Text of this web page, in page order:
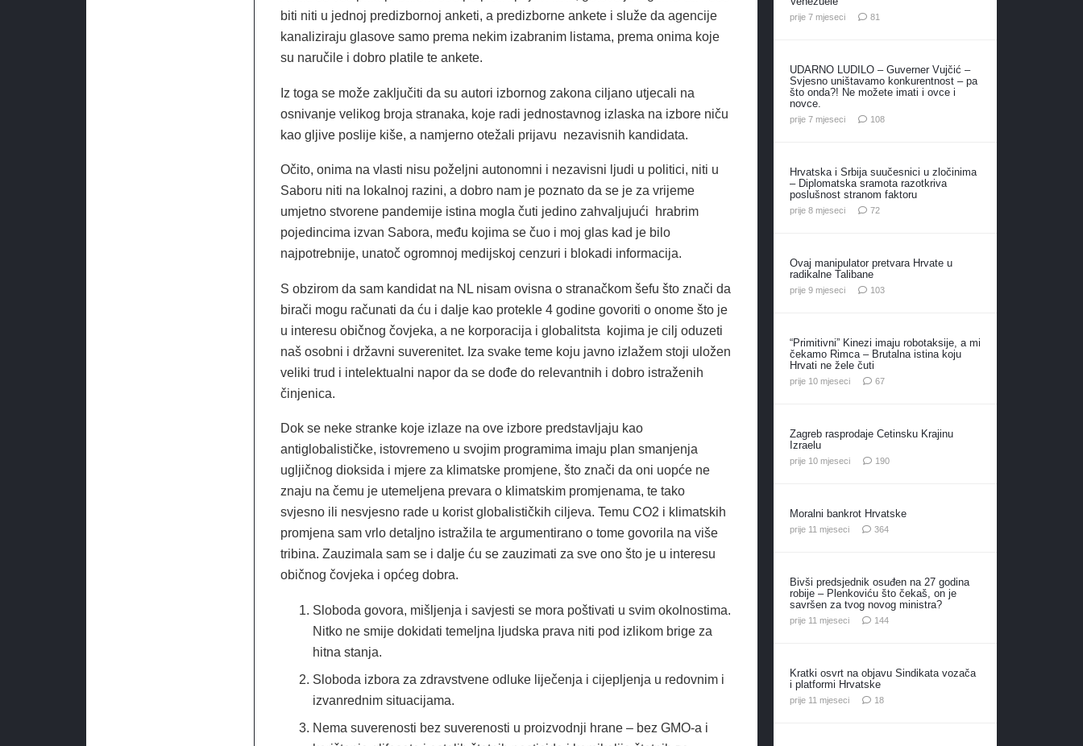
biti niti u jednoj predizbornoj anketi, a predizborne ankete i služe da agencije
kanaliziraju glasove samo prema nekim izabranim listama, prema onima koje
su naručile i dobro platile te ankete.
Iz toga se može zaključiti da su autori izbornog zakona ciljano utjecali na
osnivanje velikog broja stranaka, koje radi jednostavnog izlaska na izbore niču
kao gljive poslije kiše, a namjerno otežali prijavu nezavisnih kandidata.
Očito, onima na vlasti nisu poželjni autonomni i nezavisni ljudi u politici, niti u
Saboru niti na lokalnoj razini, a dobro nam je poznato da se je za vrijeme
umjetno stvorene pandemije istina mogla čuti jedino zahvaljujući hrabrim
pojedincima izvan Sabora, među kojima se čuo i moj glas kad je bilo
najpotrebnije, unatoč ogromnoj medijskoj cenzuri i blokadi informacija.
S obzirom da sam kandidat na NL nisam ovisna o stranačkom šefu što znači da
birači mogu računati da ću i dalje kao protekle 4 godine govoriti o onome što je
u interesu običnog čovjeka, a ne korporacija i globalitsta kojima je cilj oduzeti
naš osobni i državni suverenitet. Iza svake teme koju javno izlažem stoji uložen
veliki trud i intelektualni napor da se dođe do relevantnih i dobro istraženih
činjenica.
Dok se neke stranke koje izlaze na ove izbore predstavljaju kao
antiglobalističke, istovremeno u svojim programima imaju plan smanjenja
ugljičnog dioksida i mjere za klimatske promjene, što znači da oni uopće ne
znaju na čemu je utemeljena prevara o klimatskim promjenama, te tako
svjesno ili nesvjesno rade u korist globalističkih ciljeva. Temu CO2 i klimatskih
promjena sam vrlo detaljno istražila te argumentirano o tome govorila na više
tribina. Zauzimala sam se i dalje ću se zauzimati za sve ono što je u interesu
običnog čovjeka i općeg dobra.
Sloboda govora, mišljenja i savjesti se mora poštivati u svim okolnostima.
Nitko ne smije dokidati temeljna ljudska prava niti pod izlikom brige za
hitna stanja.
Sloboda izbora za zdravstvene odluke liječenja i cijepljenja u redovnim i
izvanrednim situacijama.
Nema suverenosti bez suverenosti u proizvodnji hrane – bez GMO-a i
prije 7 mjeseci 81
UDARNO LUDILO – Guverner Vujčić –
Svjesno uništavamo konkurentnost – pa
što onda?! Ne možete imati i ovce i
novce.
prije 7 mjeseci 108komentara
Hrvatska i Srbija suučesnici u zločinima
– Diplomatska sramota razotkriva
poslušnost stranom faktoru
prije 8 mjeseci 72komentara
Ovaj manipulator pretvara Hrvate u
radikalne Talibane
prije 9 mjeseci 103komentara
“Primitivni” Kinezi imaju robotaksije, a mi
čekamo Rimca – Brutalna istina koju
Hrvati ne žele čuti
prije 10 mjeseci 67komentara
Zagreb rasprodaje Cetinsku Krajinu
Izraelu
prije 10 mjeseci 190komentara
Moralni bankrot Hrvatske
prije 11 mjeseci 364komentara
Bivši predsjednik osuđen na 27 godina
robije – Plenkoviću što čekaš, on je
savršen za tvog novog ministra?
prije 11 mjeseci 144komentara
Kratki osvrt na objavu Sindikata vozača
i platformi Hrvatske
prije 11 mjeseci 18komentara